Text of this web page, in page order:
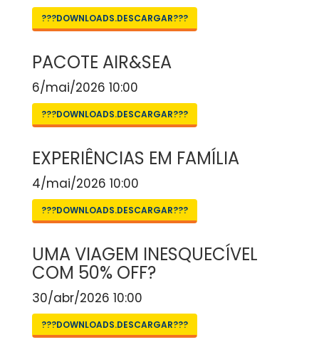
???DOWNLOADS.DESCARGAR???
PACOTE AIR&SEA
6/mai/2026 10:00
???DOWNLOADS.DESCARGAR???
EXPERIÊNCIAS EM FAMÍLIA
4/mai/2026 10:00
???DOWNLOADS.DESCARGAR???
UMA VIAGEM INESQUECÍVEL
COM 50% OFF?
30/abr/2026 10:00
???DOWNLOADS.DESCARGAR???